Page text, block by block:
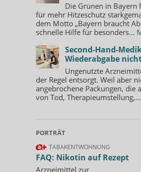
Die Grünen in Bayern
für mehr Hitzeschutz
dem Motto „Bayern braucht
schnelle Hilfe für besonders...
Second-Hand-
Wiederabgabe
Ungenutzte
der Regel entsorgt. Weil aber
angebrochene Packungen, die
von Tod, Therapieumstellung,...
PORTRÄT
TABAKENTWÖHNUNG
FAQ: Nikotin auf Rezept
Arzneimittel zur